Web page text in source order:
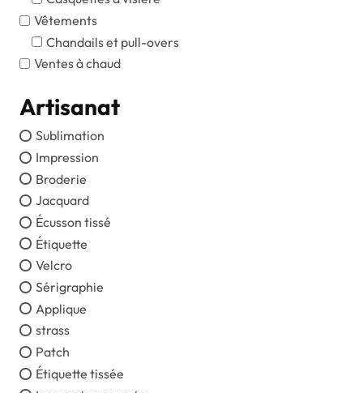
Vêtements
Chandails et pull-overs
Ventes à chaud
Artisanat
Sublimation
Impression
Broderie
Jacquard
Écusson tissé
Étiquette
Velcro
Sérigraphie
Applique
strass
Patch
Étiquette tissée